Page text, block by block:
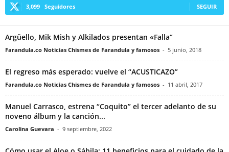
3,099 Seguidores SEGUIR
Argüello, Mik Mish y Alkilados presentan «Falla”
Farandula.co Noticias Chismes de Farandula y famosos - 5 junio, 2018
El regreso más esperado: vuelve el “ACUSTICAZO”
Farandula.co Noticias Chismes de Farandula y famosos - 11 abril, 2017
Manuel Carrasco, estrena “Coquito” el tercer adelanto de su
noveno álbum y la canción...
Carolina Guevara - 9 septiembre, 2022